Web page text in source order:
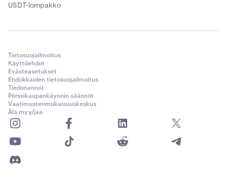
USDT-lompakko
Tietosuojailmoitus
Käyttöehdot
Evästeasetukset
Ehdokkaiden tietosuojailmoitus
Tiedonannot
Pörssikaupankäynnin säännöt
Vaatimustenmukaisuuskeskus
Älä myy/jaa